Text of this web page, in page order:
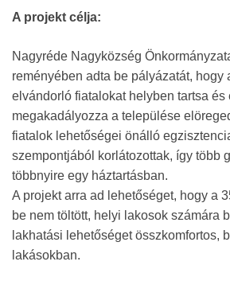
A projekt célja:
Nagyréde Nagyközség
reményében adta be pályázatát, hogy
elvándorló fiatalokat helyben tartsa és
megakadályozza a települése
fiatalok lehetőségei önálló
szempontjából korlátozottak, így több
többnyire egy háztartásban.
A projekt arra ad lehetőséget, hogy a
be nem töltött, helyi lakosok számára
lakhatási lehetőséget összkomfortos,
lakásokban.